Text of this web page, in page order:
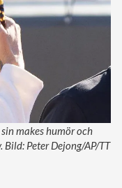
makes humör och
Peter Dejong/AP/TT